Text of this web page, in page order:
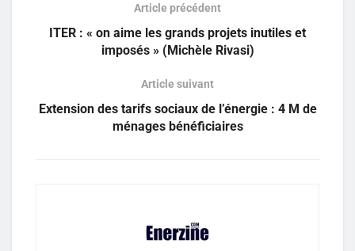
Article précédent
ITER : « on aime les grands projets inutiles et
imposés » (Michèle Rivasi)
Article suivant
Extension des tarifs sociaux de l’énergie : 4 M de
ménages bénéficiaires